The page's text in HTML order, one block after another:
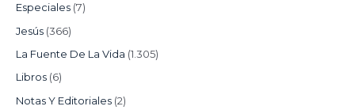
Especiales (7)
Jesús (366)
La Fuente De La Vida (1.305)
Libros (6)
Notas Y Editoriales (2)